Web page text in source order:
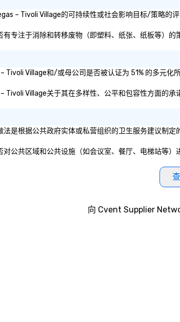
– Tivoli Village的可持续性或社会影响目标/策略的评
有专注于消除和转移废物（即塑料、纸张、纸板等）
Tivoli Village和/或母公司是否被认证为 51% 的多元
Tivoli Village关于其在多样性、公平和包容性方面的承
法是根据公共政府实体或私营组织的卫生服务建议制
对公共区域和公共设施（如会议室、餐厅、电梯站等
向 Cvent Supplier